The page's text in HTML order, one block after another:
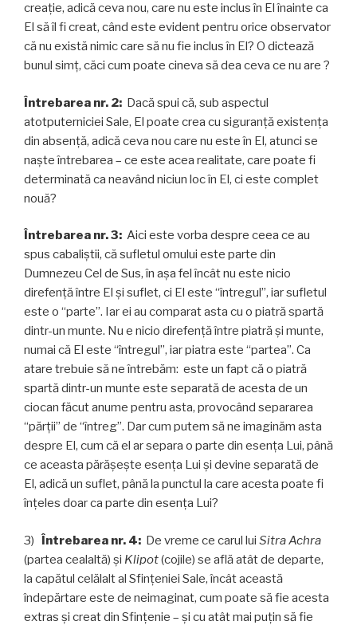
creație, adică ceva nou, care nu este inclus în El înainte ca
El să îl fi creat, când este evident pentru orice observator
că nu există nimic care să nu fie inclus în El? O dictează
bunul simț, căci cum poate cineva să dea ceva ce nu are ?
Întrebarea nr. 2: Dacă spui că, sub aspectul
atotputerniciei Sale, El poate crea cu siguranță existența
din absență, adică ceva nou care nu este în El, atunci se
naşte întrebarea – ce este acea realitate, care poate fi
determinată ca neavând niciun loc în El, ci este complet
nouă?
Întrebarea nr. 3: Aici este vorba despre ceea ce au
spus cabaliștii, că sufletul omului este parte din
Dumnezeu Cel de Sus, în așa fel încât nu este nicio
direfență între El și suflet, ci El este “întregul”, iar sufletul
este o “parte”. Iar ei au comparat asta cu o piatră spartă
dintr-un munte. Nu e nicio direfență între piatră și munte,
numai că El este “întregul”, iar piatra este “partea”. Ca
atare trebuie să ne întrebăm: este un fapt că o piatră
spartă dintr-un munte este separată de acesta de un
ciocan făcut anume pentru asta, provocând separarea
“părții” de “întreg”. Dar cum putem să ne imaginăm asta
despre El, cum că el ar separa o parte din esența Lui, până
ce aceasta părășește esența Lui și devine separată de
El, adică un suflet, până la punctul la care acesta poate fi
înțeles doar ca parte din esența Lui?
3) Întrebarea nr. 4: De vreme ce carul lui Sitra Achra
(partea cealaltă) și Klipot(cojile) se află atât de departe,
la capătul celălalt al Sfințeniei Sale, încât această
îndepărtare este de neimaginat, cum poate să fie acesta
extras și creat din Sfințenie – și cu atât mai puţin să fie